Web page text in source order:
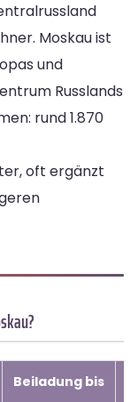
Moskau ist
und
Russlands
rund 1.870
oft ergänzt
Beiladung bis